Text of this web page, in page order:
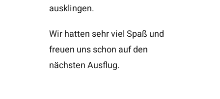
ausklingen.
Wir hatten sehr viel Spaß und
freuen uns schon auf den
nächsten Ausflug.